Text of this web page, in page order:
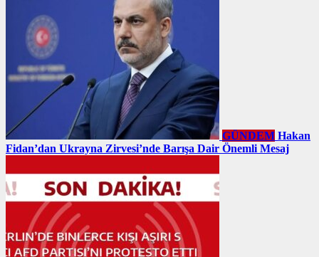
GÜNDEM Hakan
Fidan’dan Ukrayna Zirvesi’nde Barışa Dair Önemli Mesaj